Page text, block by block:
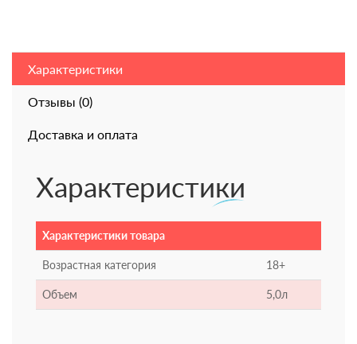
Характеристики
Отзывы (0)
Доставка и оплата
Характеристики
Характеристики товара
Возрастная категория 18+
Объем 5,0л